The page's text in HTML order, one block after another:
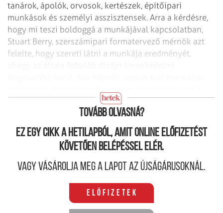
tanárok, ápolók, orvosok, kertészek, építőipari
munkások és személyi asszisztensek. Arra a kérdésre,
hogy mi teszi boldoggá a munkájával kapcsolatban,
Stuart Berry, szerszámipari formatervező mérnök azt
felelte, hogy szereti látni a munkája eredményét,
Tovább olvasná?
Ez egy cikk a hetilapból, amit online előfizetést
követően belépéssel elér.
Vagy vásárolja meg a lapot az újságárusoknál.
Előfizetek